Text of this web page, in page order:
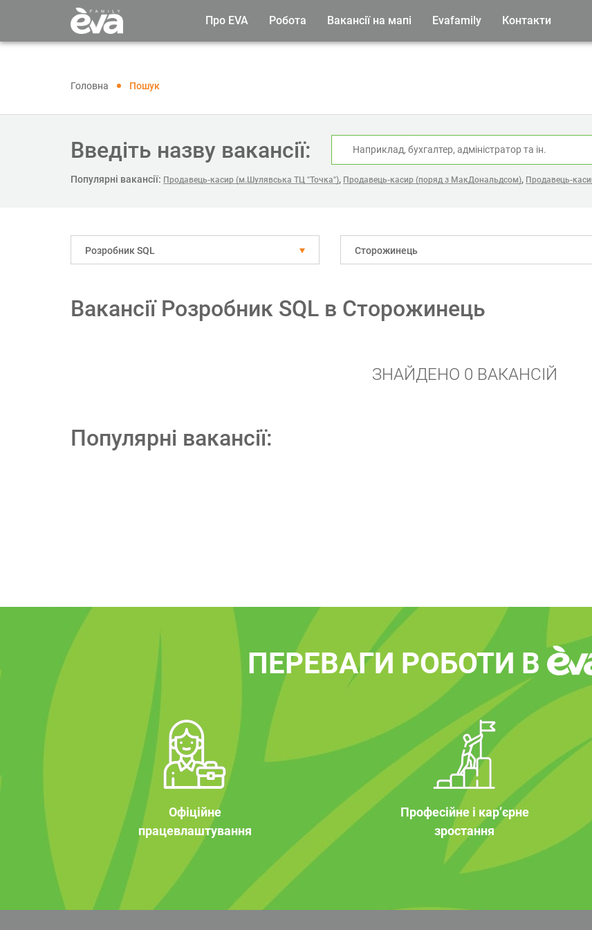
Про EVA Робота Вакансії на мапі Evafamily Контакти
Головна Пошук
Введіть назву вакансії:
Популярні вакансії: Продавець-касир (м.Шулявська ТЦ "Точка"), Продавець-касир (поряд з МакДональдсом), Продавець-
Розробник SQL Сторожинець
Вакансії Розробник SQL в Сторожинець
ЗНАЙДЕНО 0 ВАКАНСІЙ
Популярні вакансії:
ПЕРЕВАГИ РОБОТИ В
Офіційне
працевлаштування
Професійне і кар’єрне
зростання